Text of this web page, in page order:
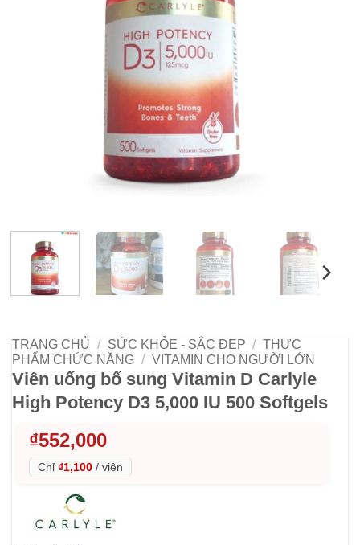
TRANG CHỦ / SỨC KHỎE - SẮC ĐẸP / THỰC
PHẨM CHỨC NĂNG / VITAMIN CHO NGƯỜI LỚN
Viên uống bổ sung Vitamin D Carlyle
High Potency D3 5,000 IU 500 Softgels
₫552,000
Chỉ ₫1,100 / viên